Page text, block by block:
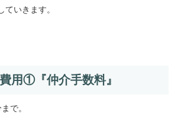
いきます。
用①『仲介手数料』
で。